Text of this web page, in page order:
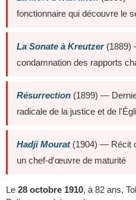
fonctionnaire qui découvre le
La Sonate à Kreutzer(1889)
condamnation des rapports
Résurrection (1899) —
radicale de la justice et de
Hadji Mourat(1904) — Récit
un chef-d'œuvre de maturité
Le 28 octobre 1910, à 82 ans,